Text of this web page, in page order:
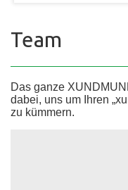
Team
Das ganze
dabei, uns um Ihren
zu kümmern.